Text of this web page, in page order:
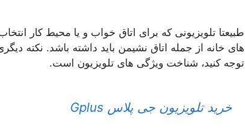
طبیعتا تلویزیونی که برای اتاق خواب و یا محیط کار
های خانه از جمله اتاق نشیمن باید داشته باشد. نکته
توجه کنید، شناخت ویژگی های تلویزیون است.
خرید تلویزیون جی پلاس Gplus